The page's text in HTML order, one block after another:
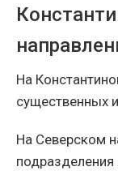
На
существенных
На Северском